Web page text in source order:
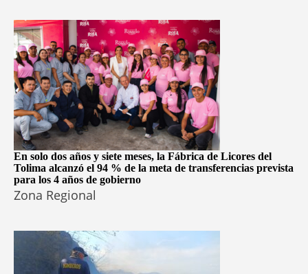
En solo dos años y siete meses, la Fábrica de Licores del
Tolima alcanzó el 94 % de la meta de transferencias prevista
para los 4 años de gobierno
Zona Regional